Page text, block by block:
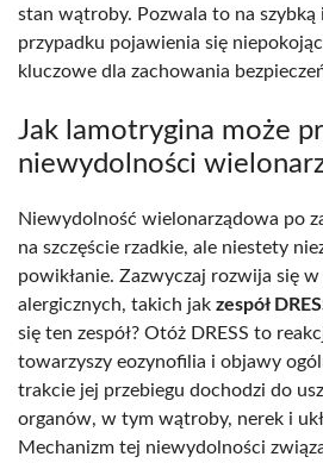
stan wątroby. Pozwala to na
przypadku pojawienia się
kluczowe dla zachowania
Jak lamotrygina może
niewydolności
Niewydolność wielonarządowa po
na szczęście rzadkie, ale niestety
powikłanie. Zazwyczaj rozwija się
alergicznych, takich jak zespół
się ten zespół? Otóż DRESS to
towarzyszy eozynofilia i objawy
trakcie jej przebiegu dochodzi do
organów, w tym wątroby, nerek i
Mechanizm tej niewydolności